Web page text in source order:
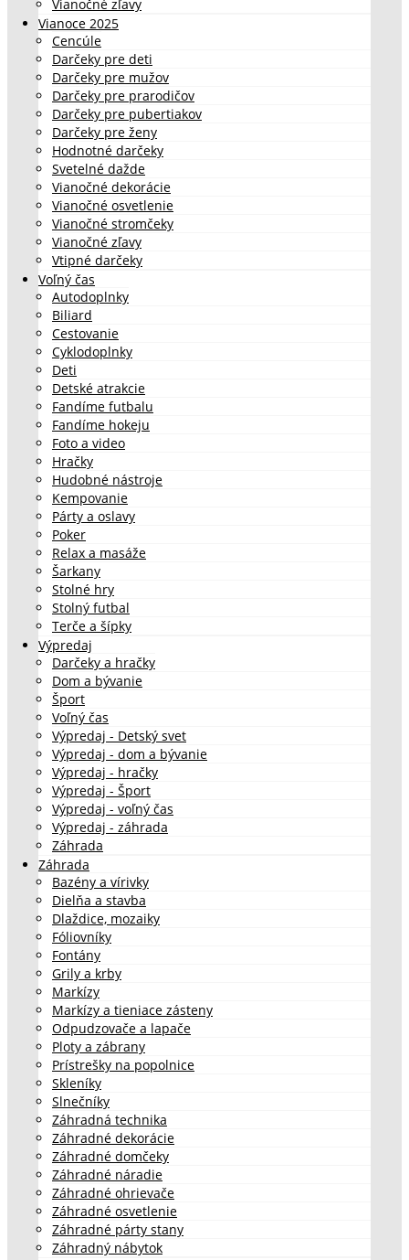
Vianočné zľavy
Vianoce 2025
Cencúle
Darčeky pre deti
Darčeky pre mužov
Darčeky pre prarodičov
Darčeky pre pubertiakov
Darčeky pre ženy
Hodnotné darčeky
Svetelné dažde
Vianočné dekorácie
Vianočné osvetlenie
Vianočné stromčeky
Vianočné zľavy
Vtipné darčeky
Voľný čas
Autodoplnky
Biliard
Cestovanie
Cyklodoplnky
Deti
Detské atrakcie
Fandíme futbalu
Fandíme hokeju
Foto a video
Hračky
Hudobné nástroje
Kempovanie
Párty a oslavy
Poker
Relax a masáže
Šarkany
Stolné hry
Stolný futbal
Terče a šípky
Výpredaj
Darčeky a hračky
Dom a bývanie
Šport
Voľný čas
Výpredaj - Detský svet
Výpredaj - dom a bývanie
Výpredaj - hračky
Výpredaj - Šport
Výpredaj - voľný čas
Výpredaj - záhrada
Záhrada
Záhrada
Bazény a vírivky
Dielňa a stavba
Dlaždice, mozaiky
Fóliovníky
Fontány
Grily a krby
Markízy
Markízy a tieniace zásteny
Odpudzovače a lapače
Ploty a zábrany
Prístrešky na popolnice
Skleníky
Slnečníky
Záhradná technika
Záhradné dekorácie
Záhradné domčeky
Záhradné náradie
Záhradné ohrievače
Záhradné osvetlenie
Záhradné párty stany
Záhradný nábytok